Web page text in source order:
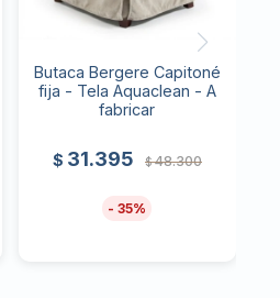
Butaca Bergere Capitoné
fija - Tela Aquaclean - A
fabricar
$ 31.395 $ 48.300
35